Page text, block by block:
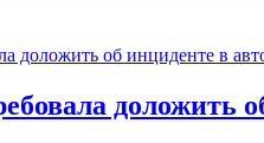
доложить